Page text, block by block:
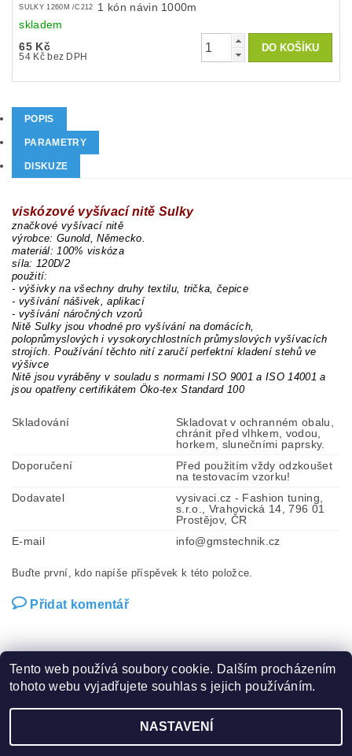
SULKY 1260M /C212
1 kón návin 1000m
skladem
65 Kč
54 Kč bez DPH
POPIS
PARAMETRY
DISKUZE
viskózové vyšívací nitě Sulky
značkové vyšívací nitě
výrobce: Gunold, Německo.
materiál: 100% viskóza
síla: 120D/2
použití:
- výšivky na všechny druhy textilu, trička, čepice
- vyšívání nášivek, aplikací
- vyšívání náročných vzorů
Nitě Sulky jsou vhodné pro vyšívání na domácích,
poloprůmyslových i vysokorychlostních průmyslových vyšívacích
strojích. Používání těchto nití zaručí perfektní kladení stehů ve
výšivce
Nitě jsou vyráběny v souladu s normami ISO 9001 a ISO 14001 a
jsou opatřeny certifikátem Öko-tex Standard 100
Skladování
Skladovat v ochranném obalu,
chránit před vlhkem, vodou,
horkem, slunečními paprsky.
Doporučení
Před použitím vždy odzkoušet
na testovacím vzorku!
Dodavatel
vysivaci.cz - Fashion tuning,
s.r.o., Vrahovická 14, 796 01
Prostějov, ČR
E-mail
info@gmstechnik.cz
Buďte první, kdo napíše příspěvek k této položce.
Přidat komentář
Zboží.cz | Heureka.cz | Hot-fix.cz | Crystalstyle.cz
2026 ©Vysivaci.cz, všechna práva vyhrazena
Tento web používá soubory cookie. Dalším procházením
tohoto webu vyjadřujete souhlas s jejich používáním.
NASTAVENÍ